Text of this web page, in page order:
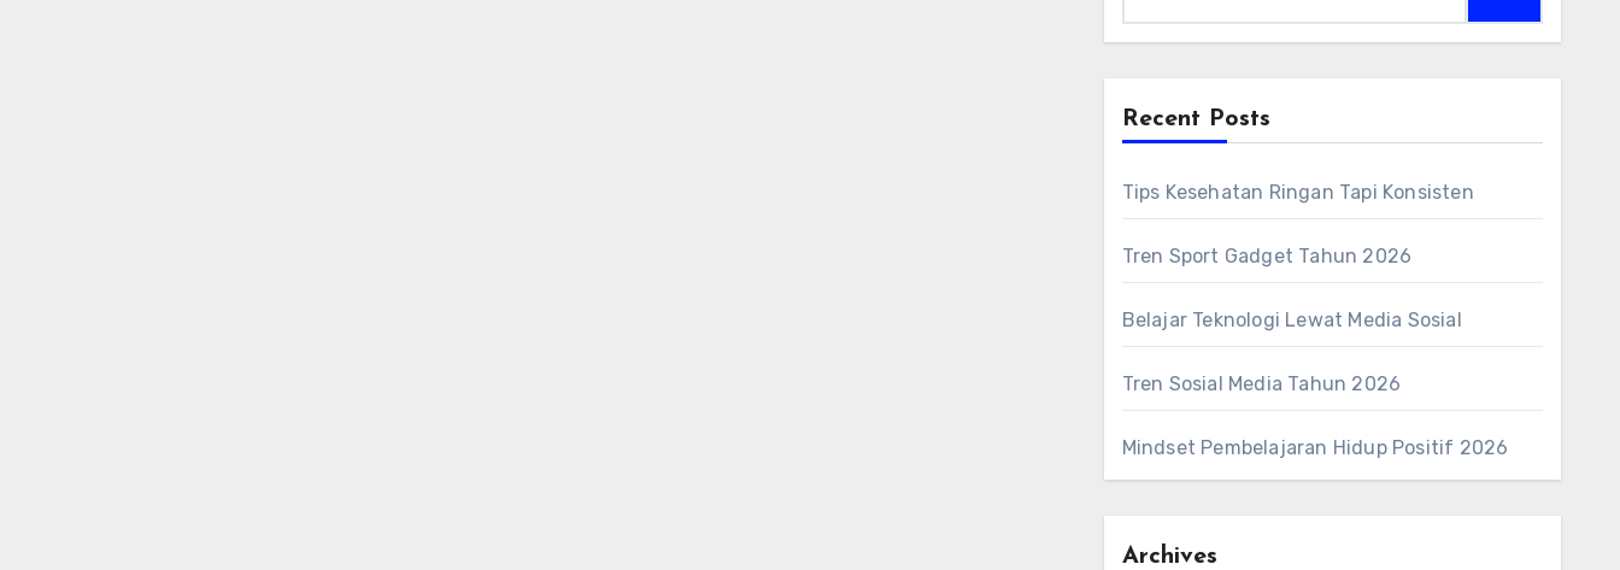
Recent Posts
Tips Kesehatan Ringan Tapi Konsisten
Tren Sport Gadget Tahun 2026
Belajar Teknologi Lewat Media Sosial
Tren Sosial Media Tahun 2026
Mindset Pembelajaran Hidup Positif 2026
Archives